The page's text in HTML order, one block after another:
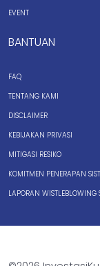
EVENT
BANTUAN
FAQ
TENTANG KAMI
DISCLAIMER
KEBIJAKAN PRIVASI
MITIGASI RESIKO
KOMITMEN PENERAPAN
LAPORAN WISTLEBLOWING